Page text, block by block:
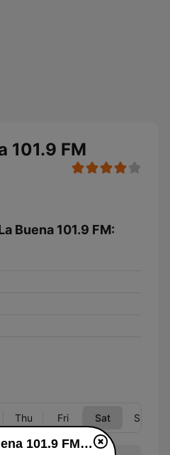
101.9 FM
Buena 101.9 FM:
Thu Fri Sat Sun
KLBN La Buena 101.9 FM live